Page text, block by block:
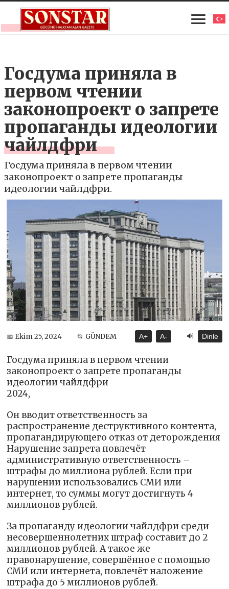
Госдума приняла в
первом чтении
законопроект о запрете
пропаганды идеологии
чайлдфри
Госдума приняла в первом чтении
законопроект о запрете пропаганды
идеологии чайлдфри.
📅 Ekim 25, 2024 📂 GÜNDEM A+ A- 🔊 Dinle
Госдума приняла в первом чтении
законопроект о запрете пропаганды
идеологии чайлдфри
2024,
Он вводит ответственность за
распространение деструктивного контента,
пропагандирующего отказ от деторождения
Нарушение запрета повлечёт
административную ответственность –
штрафы до миллиона рублей. Если при
нарушении использовались СМИ или
интернет, то суммы могут достигнуть 4
миллионов рублей.
За пропаганду идеологии чайлдфри среди
несовершеннолетних штраф составит до 2
миллионов рублей. А такое же
правонарушение, совершённое с помощью
СМИ или интернета, повлечёт наложение
штрафа до 5 миллионов рублей.